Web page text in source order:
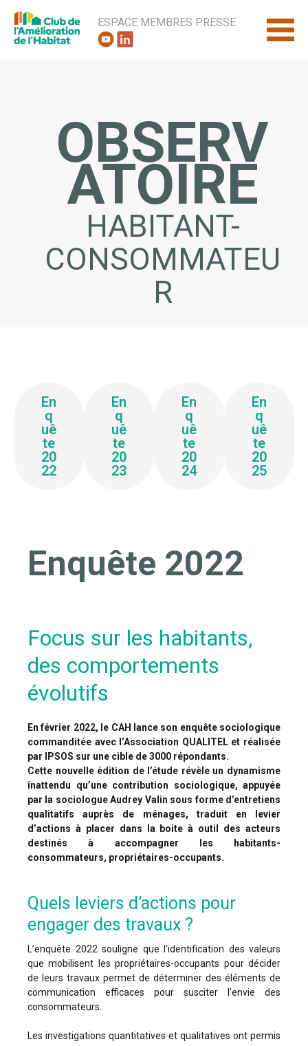
ESPACE MEMBRES PRESSE
OBSERV
ATOIRE
HABITANT-
CONSOMMATEU
R
En
q
uê
te
20
22
En
q
uê
te
20
23
En
q
uê
te
20
24
En
q
uê
te
20
25
Enquête 2022
Focus sur les habitants,
des comportements
évolutifs
En février 2022, le CAH lance son enquête sociologique
commanditée avec l’Association QUALITEL et réalisée
par IPSOS sur une cible de 3000 répondants.
Cette nouvelle édition de l’étude révèle un dynamisme
inattendu qu’une contribution sociologique, appuyée
par la sociologue Audrey Valin sous forme d’entretiens
qualitatifs auprès de ménages, traduit en levier
d’actions à placer dans la boite à outil des acteurs
destinés à accompagner les habitants-
consommateurs, propriétaires-occupants.
Quels leviers d’actions pour
engager des travaux ?
L’enquête 2022 souligne que l’identification des valeurs
que mobilisent les propriétaires-occupants pour décider
de leurs travaux permet de déterminer des éléments de
communication efficaces pour susciter l’envie des
consommateurs.
Les investigations quantitatives et qualitatives ont permis